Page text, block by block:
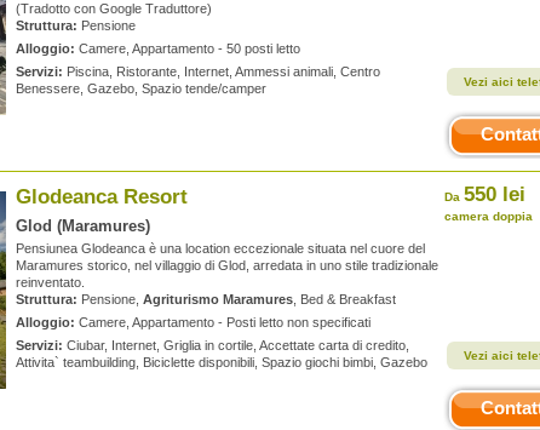
(Tradotto con Google Traduttore)
Struttura: Pensione
Alloggio: Camere, Appartamento - 50 posti letto
Servizi: Piscina, Ristorante, Internet, Ammessi animali, Centro
Benessere, Gazebo, Spazio tende/camper
Vezi aici
Glodeanca Resort
Glod (Maramures)
Pensiunea Glodeanca è una location eccezionale situata nel cuore del
Maramures storico, nel villaggio di Glod, arredata in uno stile tradizionale
reinventato.
Struttura: Pensione, Agriturismo Maramures , Bed & Breakfast
Alloggio: Camere, Appartamento - Posti letto non specificati
Servizi: Ciubar, Internet, Griglia in cortile, Accettate carta di credito,
Attivita` teambuilding, Biciclette disponibili, Spazio giochi bimbi, Gazebo
Da 550 lei
camera doppia
Vezi aici